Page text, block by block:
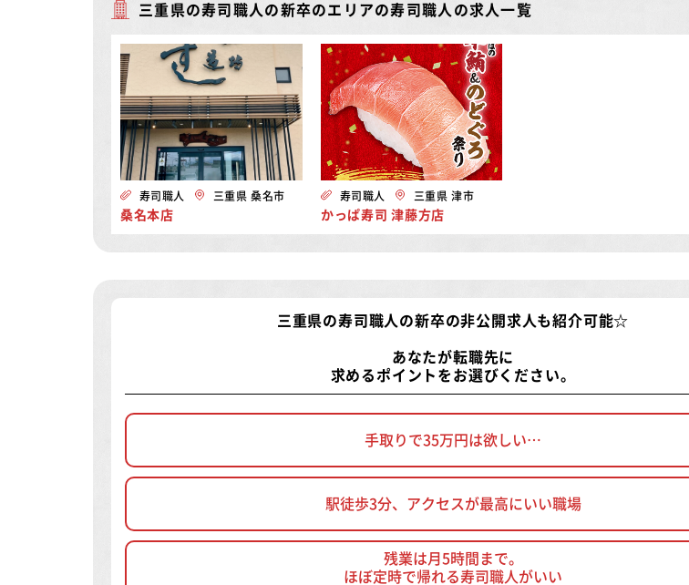
三重県の寿司職人の新卒のエリアの寿司職人の求人一覧
寿司職人 三重県 桑名市
桑名本店
寿司職人 三重県 津市
かっぱ寿司 津藤方店
三重県の寿司職人の新卒の非公開求人 も紹介可能☆
あなたが転職先に
求めるポイントをお選びください。
手取りで35万円は欲しい…
駅徒歩3分、アクセスが最高にいい職場
残業は月5時間まで。
ほぼ定時で帰れる寿司職人がいい